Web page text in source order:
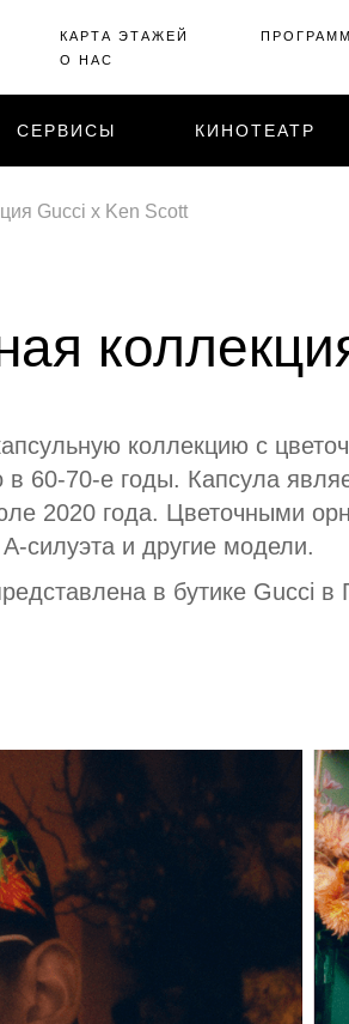
КАРТА ЭТАЖЕЙ
О НАС
СЕРВИСЫ КИНОТЕАТР
Gucci x Ken Scott
коллекцию с
60-70-е годы. Капсула
2020 года. Цветочными
силуэта и другие модели.
в бутике Gucci